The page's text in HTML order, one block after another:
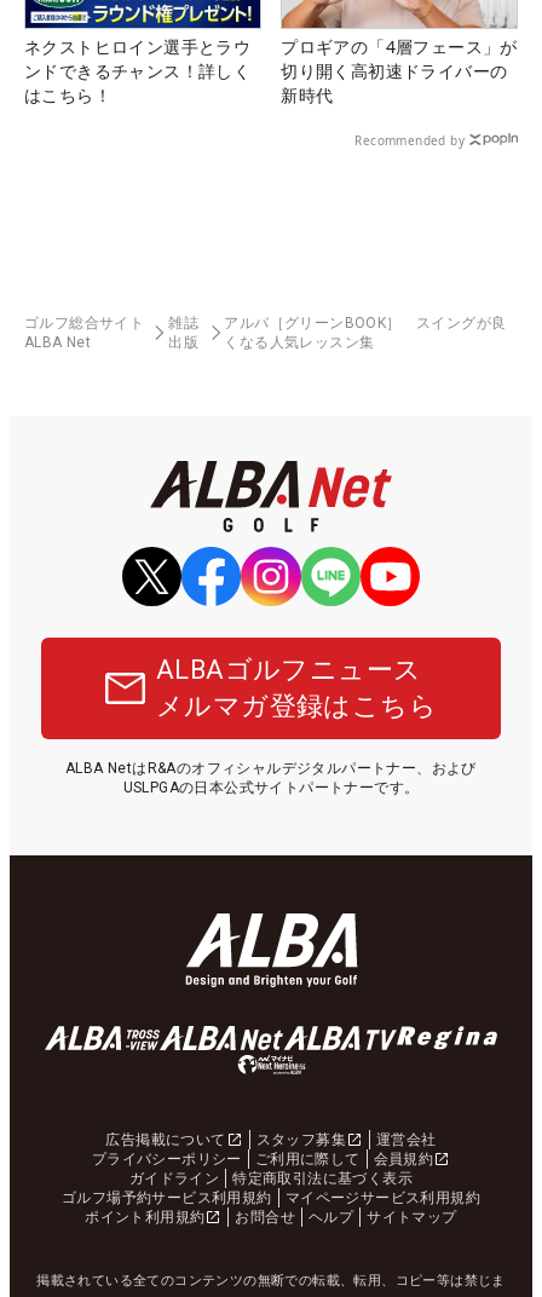
ネクストヒロイン選手とラウ
ンドできるチャンス！詳しく
はこちら！
プロギアの「4層フェース」が
切り開く高初速ドライバーの
新時代
Recommended by
ゴルフ総合サイト
ALBA Net
雑誌
出版
アルバ［グリーンBOOK］ スイングが良
くなる人気レッスン集
ALBAゴルフニュース
メルマガ登録はこちら
ALBA NetはR&Aのオフィシャルデジタルパートナー、および
USLPGAの日本公式サイトパートナーです。
広告掲載について スタッフ募集
運営会社
プライバシーポリシー
ご利用に際して
会員規約
ガイドライン
特定商取引法に基づく表示
ゴルフ場予約サービス利用規約
マイページサービス利用規約
ポイント利用規約
お問合せ ヘルプ サイトマップ
掲載されている全てのコンテンツの無断での転載、転用、コピー等は禁じま